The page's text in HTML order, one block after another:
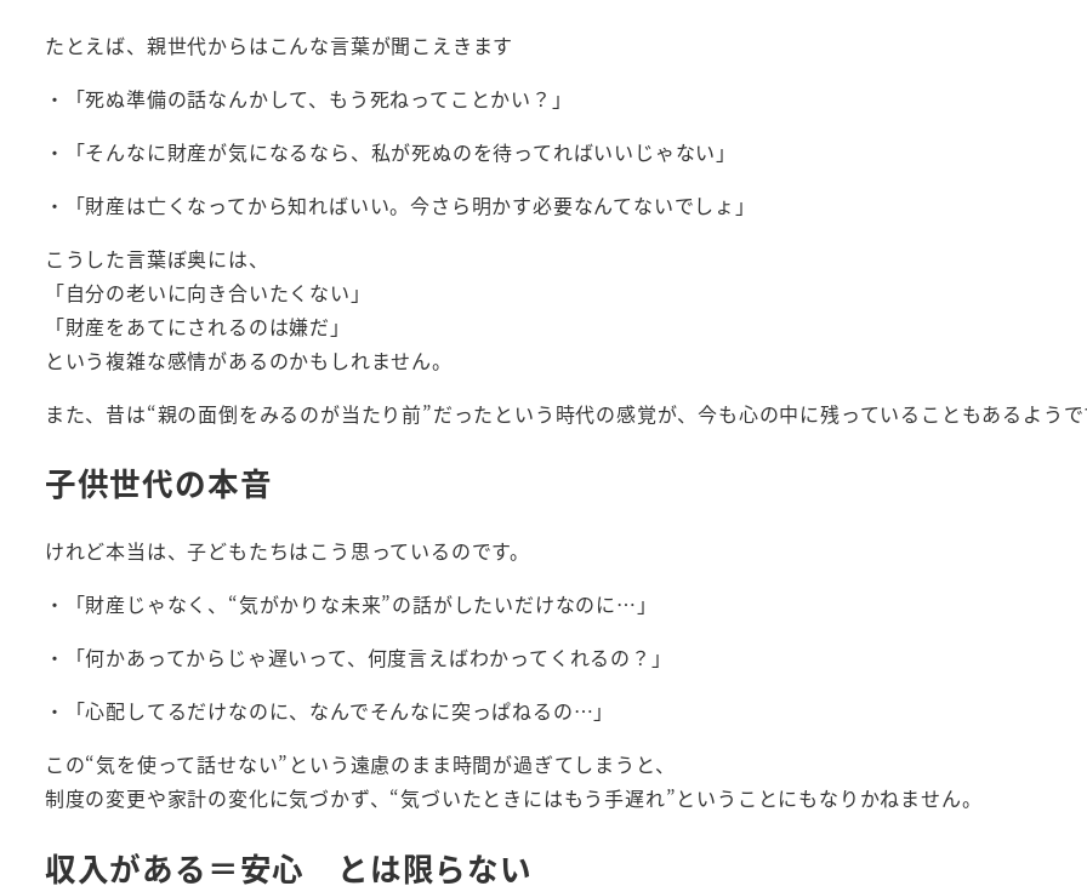
たとえば、親世代からはこんな言葉が聞こえきます
・「死ぬ準備の話なんかして、もう死ねってことかい？」
・「そんなに財産が気になるなら、私が死ぬのを待ってればいいじゃない」
・「財産は亡くなってから知ればいい。今さら明かす必要なんてないでしょ」
こうした言葉ぼ奥には、
「自分の老いに向き合いたくない」
「財産をあてにされるのは嫌だ」
という複雑な感情があるのかもしれません。
また、昔は“親の面倒をみるのが当たり前”だったという時代の感覚が、今も心の中に残っていることもあるよう
子供世代の本音
けれど本当は、子どもたちはこう思っているのです。
・「財産じゃなく、“気がかりな未来”の話がしたいだけなのに…」
・「何かあってからじゃ遅いって、何度言えばわかってくれるの？」
・「心配してるだけなのに、なんでそんなに突っぱねるの…」
この“気を使って話せない”という遠慮のまま時間が過ぎてしまうと、
制度の変更や家計の変化に気づかず、“気づいたときにはもう手遅れ”ということにもなりかねません。
収入がある＝安心 とは限らない